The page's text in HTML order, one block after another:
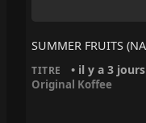
TITRE • il y a 3 jours
Original Koffee